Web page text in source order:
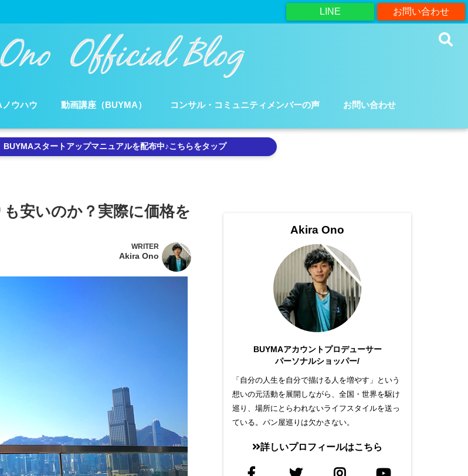
お問い合わせ
LINE
ウハウ 動画講座（BUYMA） コンサル・コミュニティメンバーの声 お問い合わせ
スタートアップマニュアルを配布中♪こちらをタップ
安いのか？実際に価格を
WRITER
Akira Ono
Akira Ono
BUYMAアカウントプロデューサー
パーソナルショッパー/
「自分の人生を自分で描ける人を増やす」という
想いの元活動を展開しながら、全国・世界を駆け
巡り、場所にとらわれないライフスタイルを送っ
ている。パン屋巡りは欠かさない。
詳しいプロフィールはこちら